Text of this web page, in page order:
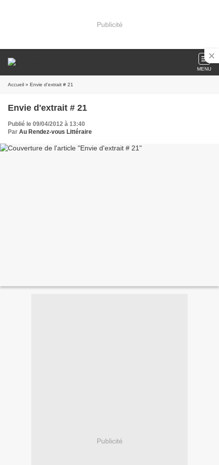
Publicité
MENU
Accueil » Envie d'extrait # 21
Envie d'extrait # 21
Publié le 09/04/2012 à 13:40
Par Au Rendez-vous Littéraire
Publicité